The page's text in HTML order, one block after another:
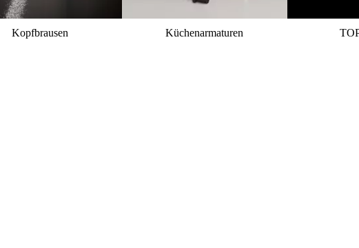
Kopfbrausen Küchenarmaturen